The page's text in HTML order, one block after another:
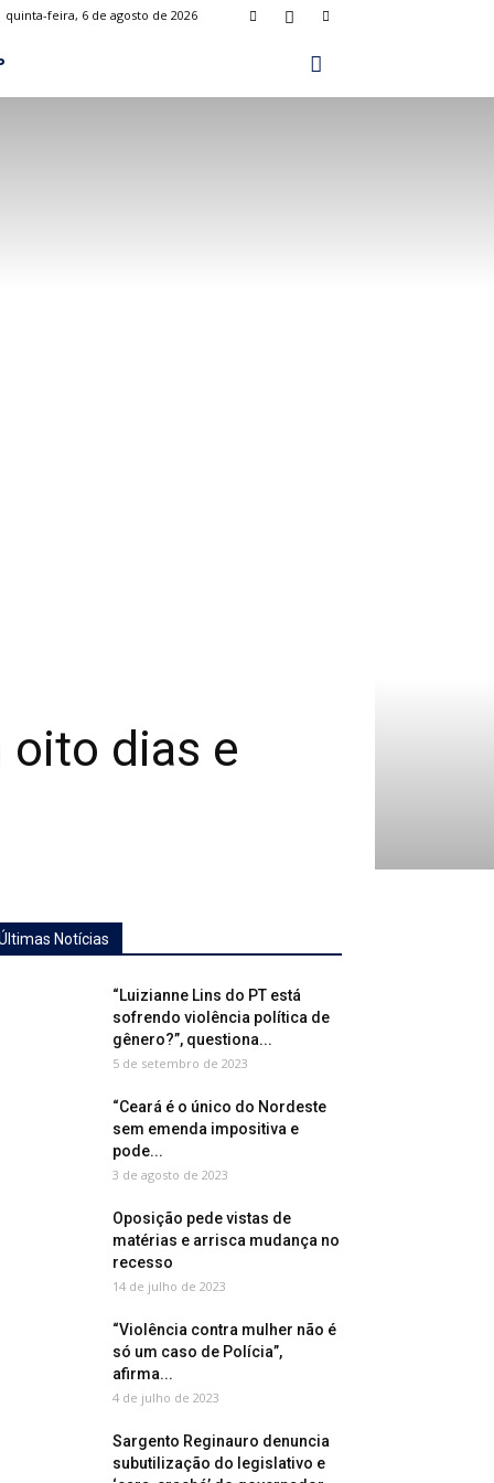
quinta-feira, 6 de agosto de 2026
oito dias e
Notícias
“Luizianne Lins do PT está
sofrendo violência política de
gênero?”, questiona...
5 de setembro de 2023
“Ceará é o único do Nordeste
sem emenda impositiva e
pode...
3 de agosto de 2023
Oposição pede vistas de
matérias e arrisca mudança no
recesso
14 de julho de 2023
“Violência contra mulher não é
só um caso de Polícia”,
afirma...
4 de julho de 2023
Sargento Reginauro denuncia
subutilização do legislativo e